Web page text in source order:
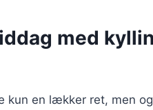
med
kun en lækker ret, men